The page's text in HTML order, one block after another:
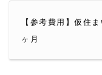
【参考費用】仮住
ヶ月